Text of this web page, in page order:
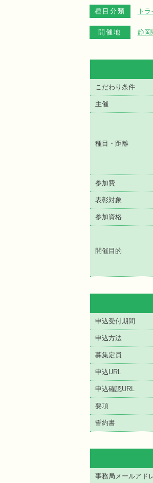
種目分類 ト
開催地 静岡
こだわり条件
主催
種目・距離
参加費
表彰対象
参加資格
開催目的
申込受付期間
申込方法
募集定員
申込URL
申込確認URL
要項
誓約書
事務局メールアド